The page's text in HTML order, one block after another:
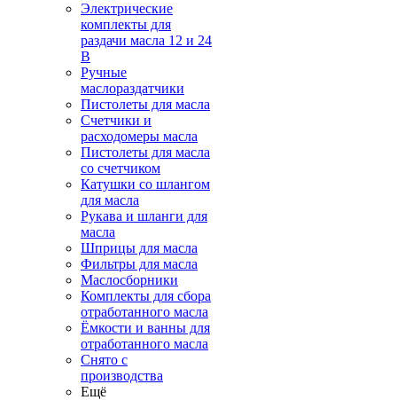
Электрические
комплекты для
раздачи масла 12 и 24
В
Ручные
маслораздатчики
Пистолеты для масла
Счетчики и
расходомеры масла
Пистолеты для масла
со счетчиком
Катушки со шлангом
для масла
Рукава и шланги для
масла
Шприцы для масла
Фильтры для масла
Маслосборники
Комплекты для сбора
отработанного масла
Ёмкости и ванны для
отработанного масла
Снято с
производства
Ещё